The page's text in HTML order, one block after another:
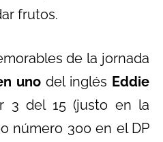
frutos.
de la jornada
uno del inglés Eddie
del 15 (justo en la
número 300 en el DP